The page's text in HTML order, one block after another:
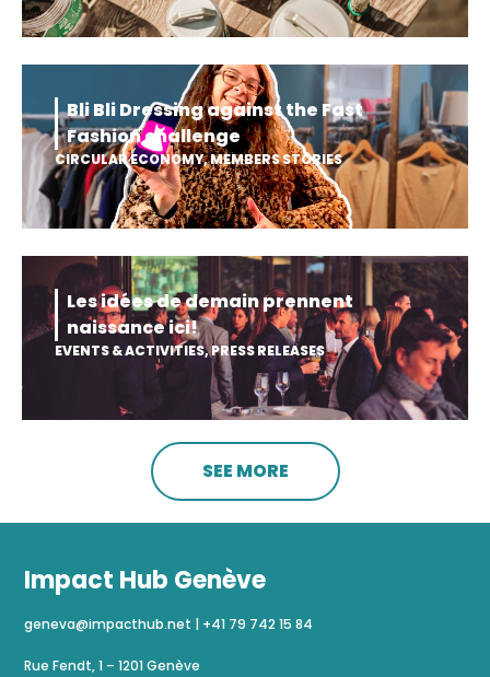
Bli Bli Dressing against the Fast
Fashion challenge
CIRCULAR ECONOMY,MEMBERS STORIES
Les idées de demain prennent
naissance ici!
EVENTS & ACTIVITIES,PRESS RELEASES
SEE MORE
Impact Hub Genève
geneva@impacthub.net | +41 79 742 15 84
Rue Fendt, 1 – 1201 Genève